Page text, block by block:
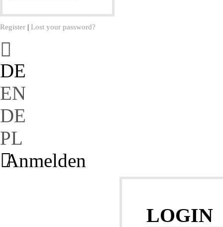
Register |Lost your password?
DE
EN
DE
PL
Anmelden
LOGIN